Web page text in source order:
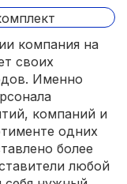
компания на
своих
Именно
компаний и
одних
более
любой